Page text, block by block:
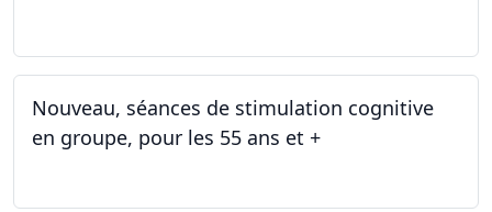
Nouveau, séances de stimulation cognitive
en groupe, pour les 55 ans et +